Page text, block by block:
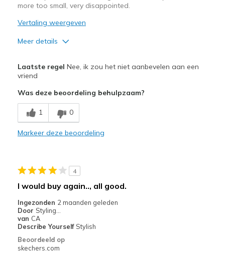
more too small, very disappointed.
Vertaling weergeven
Meer details
Attractive Design
Minpunten
Need Break In
Beste toepassingen
Width
Feels too narrow
Sizing
Feels full size too small
Laatste regel Nee, ik zou het niet aanbevelen aan een
vriend
Was deze beoordeling behulpzaam?
1 0
Markeer deze beoordeling
4
I would buy again.., all good.
Ingezonden 2 maanden geleden
Door Styling…
van CA
Describe Yourself Stylish
Beoordeeld op
skechers.com